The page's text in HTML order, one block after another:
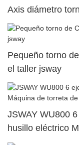
Axis diámetro
Pequeño torno
el taller jsway
JSWAY WU800
husillo eléctrico
superior dual38